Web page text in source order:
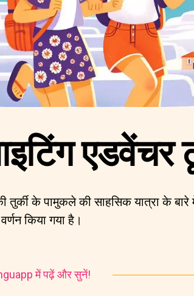
एडवेंचर
तुर्की के पामुकले की साहसिक यात्रा के
किया गया है।
में पढ़ें और सुनें!